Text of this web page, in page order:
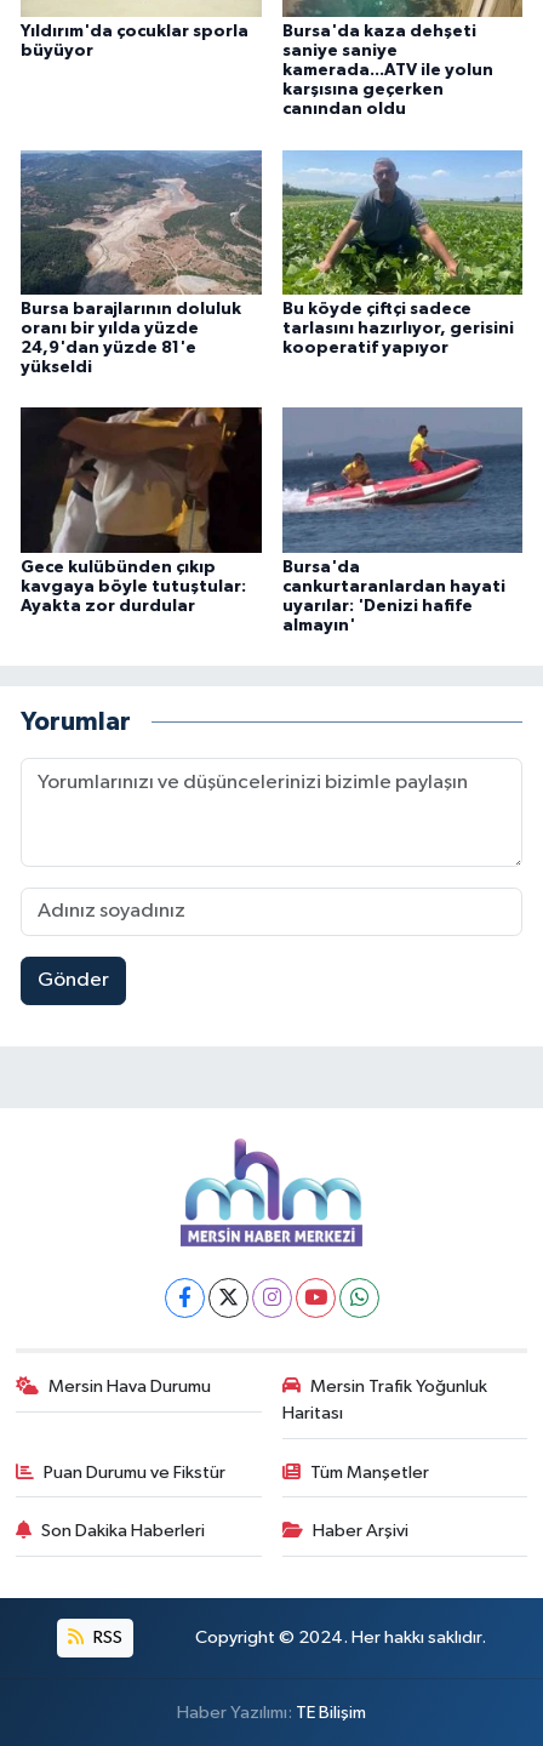
Yıldırım'da çocuklar sporla
büyüyor
Bursa'da kaza dehşeti
saniye saniye
kamerada...ATV ile yolun
karşısına geçerken
canından oldu
Bursa barajlarının doluluk
oranı bir yılda yüzde
24,9'dan yüzde 81'e
yükseldi
Bu köyde çiftçi sadece
tarlasını hazırlıyor, gerisini
kooperatif yapıyor
Gece kulübünden çıkıp
kavgaya böyle tutuştular:
Ayakta zor durdular
Bursa'da
cankurtaranlardan hayati
uyarılar: 'Denizi hafife
almayın'
Yorumlar
Gönder
Mersin Hava Durumu
Mersin Trafik Yoğunluk
Haritası
Puan Durumu ve Fikstür Tüm Manşetler
Son Dakika Haberleri Haber Arşivi
RSS Copyright © 2024. Her hakkı saklıdır.
Haber Yazılımı: TE Bilişim